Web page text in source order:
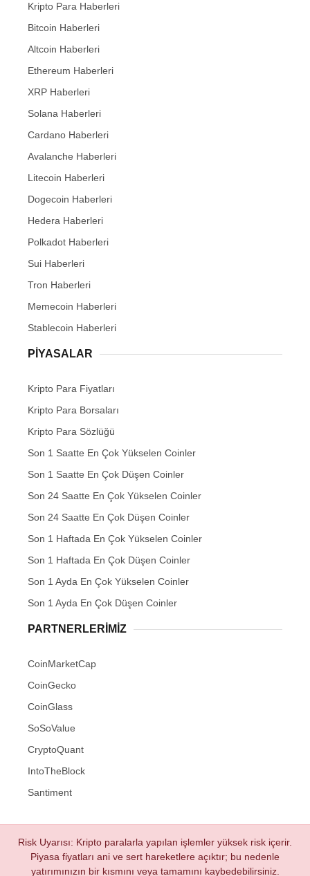
Kripto Para Haberleri
Bitcoin Haberleri
Altcoin Haberleri
Ethereum Haberleri
XRP Haberleri
Solana Haberleri
Cardano Haberleri
Avalanche Haberleri
Litecoin Haberleri
Dogecoin Haberleri
Hedera Haberleri
Polkadot Haberleri
Sui Haberleri
Tron Haberleri
Memecoin Haberleri
Stablecoin Haberleri
PIYASALAR
Kripto Para Fiyatları
Kripto Para Borsaları
Kripto Para Sözlüğü
Son 1 Saatte En Çok Yükselen Coinler
Son 1 Saatte En Çok Düşen Coinler
Son 24 Saatte En Çok Yükselen Coinler
Son 24 Saatte En Çok Düşen Coinler
Son 1 Haftada En Çok Yükselen Coinler
Son 1 Haftada En Çok Düşen Coinler
Son 1 Ayda En Çok Yükselen Coinler
Son 1 Ayda En Çok Düşen Coinler
PARTNERLERIMIZ
CoinMarketCap
CoinGecko
CoinGlass
SoSoValue
CryptoQuant
IntoTheBlock
Santiment
Risk Uyarısı: Kripto paralarla yapılan işlemler yüksek risk içerir.
Piyasa fiyatları ani ve sert hareketlere açıktır; bu nedenle
yatırımınızın bir kısmını veya tamamını kaybedebilirsiniz.